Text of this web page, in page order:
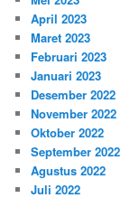
April 2023
Maret 2023
Februari 2023
Januari 2023
Desember 2022
November 2022
Oktober 2022
September 2022
Agustus 2022
Juli 2022